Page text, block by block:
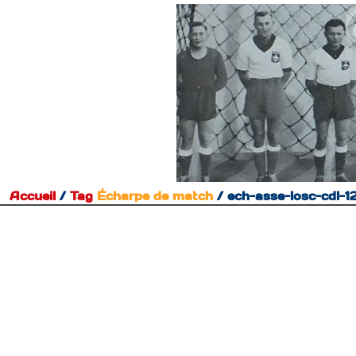
Accueil / Tag Écharpe de match / ech-asse-losc-cdl-